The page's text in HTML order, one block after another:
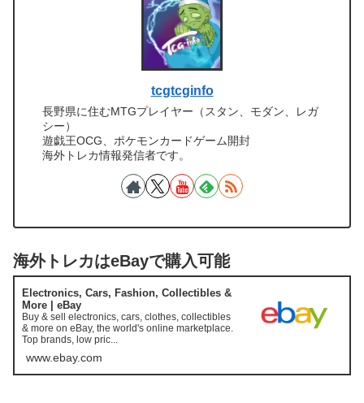
tcgtcginfo
長野県に住むMTGプレイヤー（スタン、モダン、レガ
シー）
遊戯王OCG、ポケモンカードゲーム開封
海外トレカ情報発信者です。
海外トレカはeBayで購入可能
Electronics, Cars, Fashion, Collectibles &
More | eBay
Buy & sell electronics, cars, clothes, collectibles
& more on eBay, the world's online marketplace.
Top brands, low pric...
www.ebay.com